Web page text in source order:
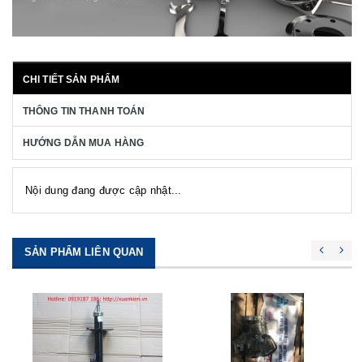
CHI TIẾT SẢN PHẨM
THÔNG TIN THANH TOÁN
HƯỚNG DẪN MUA HÀNG
Nội dung đang được cập nhật...
SẢN PHẨM LIÊN QUAN